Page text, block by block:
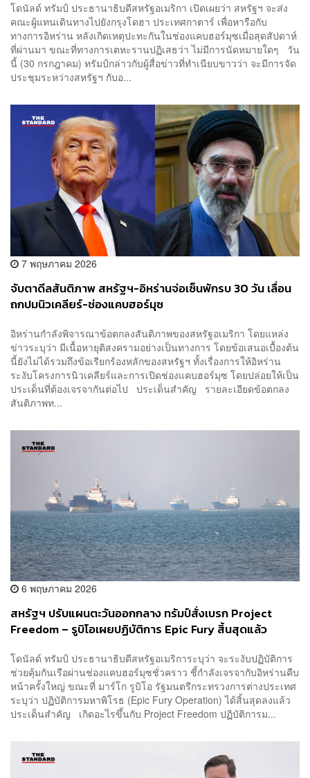
โดนัลด์ ทรัมป์ ประธานาธิบดีสหรัฐอเมริกา เปิดเผยว่า สหรัฐฯ จะส่ง
คณะผู้แทนเดินทางไปยังกรุงโดฮา ประเทศกาตาร์ เพื่อหารือกับ
ทางการอิหร่าน หลังเกิดเหตุปะทะกันในช่องแคบฮอร์มุซเมื่อสุดสัปดาห์
ที่ผ่านมา ขณะที่ทางการเตหะรานปฏิเสธว่า ไม่มีการนัดหมายใดๆ วัน
นี้ (30 กรกฎาคม) ทรัมป์กล่าวกับผู้สื่อข่าวที่ทำเนียบขาวว่า จะมีการจัด
ประชุมระหว่างสหรัฐฯ กับอ...
7 พฤษภาคม 2026
จับตาดีลสันติภาพ สหรัฐฯ-อิหร่านจ่อเซ็นพักรบ 30 วัน เลื่อน
ถกปมนิวเคลียร์-ช่องแคบฮอร์มุซ
อิหร่านกำลังพิจารณาข้อตกลงสันติภาพของสหรัฐอเมริกา โดยแหล่ง
ข่าวระบุว่า มีเนื้อหายุติสงครามอย่างเป็นทางการ โดยข้อเสนอเบื้องต้น
นี้ยังไม่ได้รวมถึงข้อเรียกร้องหลักของสหรัฐฯ ทั้งเรื่องการให้อิหร่าน
ระงับโครงการนิวเคลียร์และการเปิดช่องแคบฮอร์มุซ โดยปล่อยให้เป็น
ประเด็นที่ต้องเจรจากันต่อไป ประเด็นสำคัญ รายละเอียดข้อตกลง
สันติภาพท...
6 พฤษภาคม 2026
สหรัฐฯ ปรับแผนตะวันออกกลาง ทรัมป์สั่งเบรก Project
Freedom – รูบิโอเผยปฏิบัติการ Epic Fury สิ้นสุดแล้ว
โดนัลด์ ทรัมป์ ประธานาธิบดีสหรัฐอเมริการะบุว่า จะระงับปฏิบัติการ
ช่วยคุ้มกันเรือผ่านช่องแคบฮอร์มุซชั่วคราว ชี้กำลังเจรจากับอิหร่านคืบ
หน้าครั้งใหญ่ ขณะที่ มาร์โก รูบิโอ รัฐมนตรีกระทรวงการต่างประเทศ
ระบุว่า ปฏิบัติการมหาพิโรธ (Epic Fury Operation) ได้สิ้นสุดลงแล้ว
ประเด็นสำคัญ เกิดอะไรขึ้นกับ Project Freedom ปฏิบัติการม...